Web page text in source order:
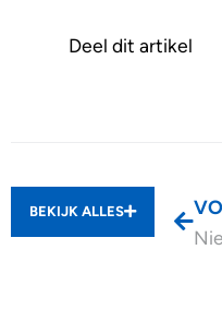
Deel dit artikel
BEKIJK ALLES